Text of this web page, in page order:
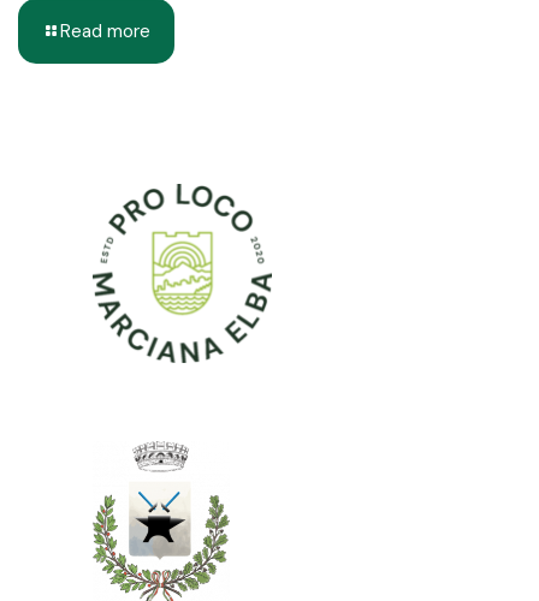
Read more